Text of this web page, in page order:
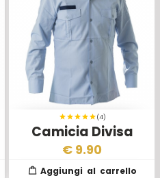
(4)
Camicia Divisa
Francese
€ 9.90